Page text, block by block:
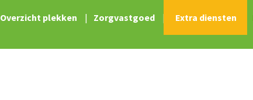
Overzicht plekken | Zorgvastgoed | Extra diensten